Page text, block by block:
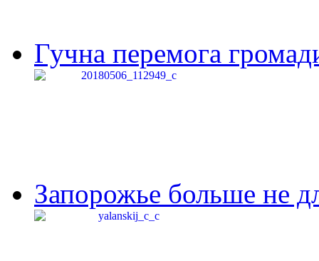
Гучна перемога
Запорожье больше не